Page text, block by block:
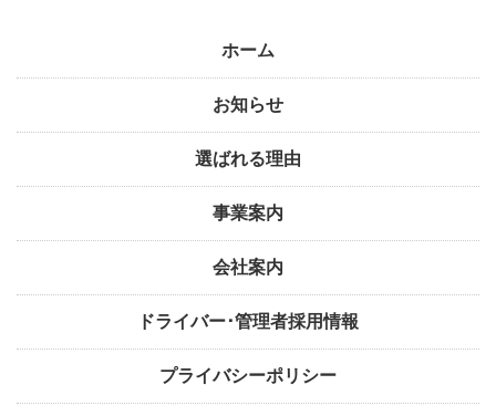
ホーム
お知らせ
選ばれる理由
事業案内
会社案内
ドライバー･管理者採用情報
プライバシーポリシー